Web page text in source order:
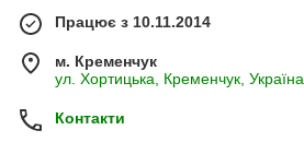
Працює з 10.11.2014
м. Кременчук
ул. Хортицька, Кременчук, Україна
Контакти